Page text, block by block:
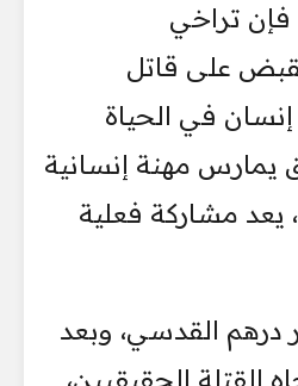
فإن تراخي
على قاتل
في الحياة
يمارس مهنة إنسانية
يعد مشاركة فعلية
درهم القدسي، وبعد
القتلة الحقيقيين،